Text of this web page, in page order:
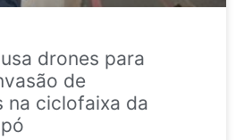
drones para
de
na ciclofaixa da